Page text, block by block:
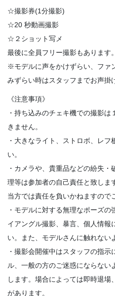
☆撮影券(1分撮影)
☆20 秒動画撮影
☆２ショット写メ
最後に全員フリー撮影もあります。
※モデルに声をかけずらい、ファ
みずらい時はスタッフまでお声掛
《注意事項》
・持ち込みのチェキ機での撮影
きません。
・大きなライト、ストロボ、レフ
い。
・カメラや、貴重品などの紛失
理等は参加者の自己責任と致しま
当方では責任を負いかねますので
・モデルに対する無理なポーズ
イアングル撮影、暴言、個人情報
い。また、モデルさんに触れない
・撮影会開催中はスタッフの指
ル、一般の方のご迷惑にならない
します。場合によっては即時退場
があります。